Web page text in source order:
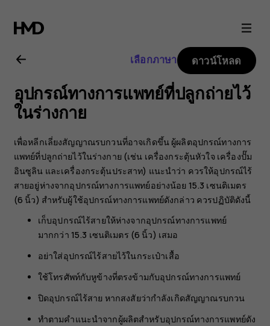
คู่มือ
ผู้
ใช้
Nokia
3.2
เลือกภาษา ดาวน์โหลด
อุปกรณ์ทางการแพทย์ที่ปลูกถ่ายไว้
ในร่างกาย
เพื่อหลีกเลี่ยงสัญญาณรบกวนที่อาจเกิดขึ้น ผู้ผลิตอุปกรณ์ทางการ
แพทย์ที่ปลูกถ่ายไว้ในร่างกาย (เช่น เครื่องกระตุ้นหัวใจ เครื่องปั๊ม
อินซูลิน และเครื่องกระตุ้นประสาท) แนะนำว่า ควรให้อุปกรณ์ไร้
สายอยู่ห่างจากอุปกรณ์ทางการแพทย์อย่างน้อย 15.3 เซนติเมตร
(6 นิ้ว) สำหรับผู้ใช้อุปกรณ์ทางการแพทย์ดังกล่าว ควรปฏิบัติดังนี้
เก็บอุปกรณ์ไร้สายให้ห่างจากอุปกรณ์ทางการแพทย์
มากกว่า 15.3 เซนติเมตร (6 นิ้ว) เสมอ
อย่าใส่อุปกรณ์ไร้สายไว้ในกระเป๋าเสื้อ
ใช้โทรศัพท์กับหูข้างที่ตรงข้ามกับอุปกรณ์ทางการแพทย์
ปิดอุปกรณ์ไร้สาย หากสงสัยว่ากำลังเกิดสัญญาณรบกวน
ทำตามคำแนะนำจากผู้ผลิตสำหรับอุปกรณ์ทางการแพทย์ดัง